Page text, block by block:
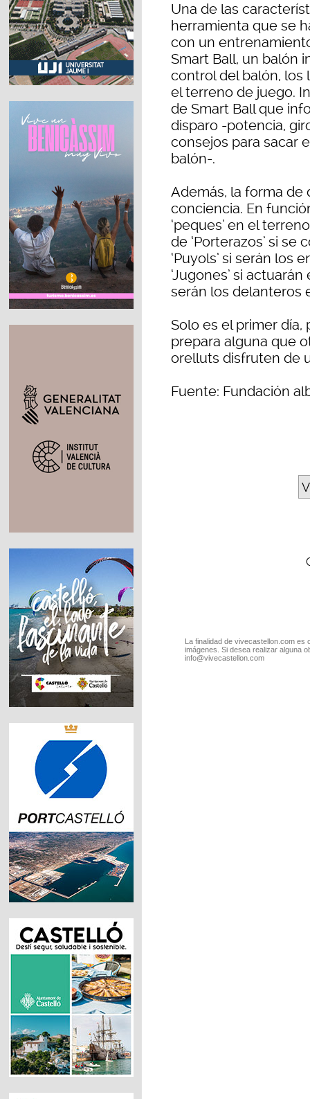
Una de las
herramienta que se
con un
Smart Ball, un balón
control del balón, los
el terreno de juego.
de Smart Ball que
disparo -potencia,
consejos para sacar
balón-.
Además, la forma de
conciencia. En
‘peques’ en el
de ‘Porterazos’ si
‘Puyols’ si serán los
‘Jugones’ si
serán los delanteros
Solo es el primer día,
prepara alguna que
orelluts disfruten de
Fuente: Fundación
La finalidad de vivecastellon.com
imágenes. Si desea realizar alguna
info@vivecastellon.com